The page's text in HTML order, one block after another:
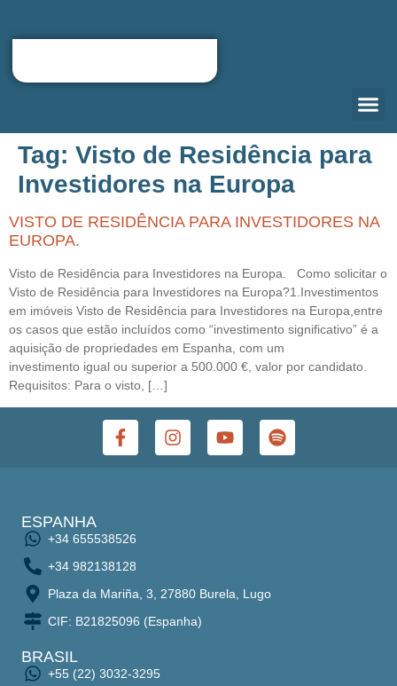
Tag: Visto de Residência para
Investidores na Europa
VISTO DE RESIDÊNCIA PARA INVESTIDORES NA
EUROPA.
Visto de Residência para Investidores na Europa. Como solicitar o
Visto de Residência para Investidores na Europa?1.Investimentos
em imóveis Visto de Residência para Investidores na Europa,entre
os casos que estão incluídos como “investimento significativo” é a
aquisição de propriedades em Espanha, com um
investimento igual ou superior a 500.000 €, valor por candidato.
Requisitos: Para o visto, […]
ESPANHA
+34 655538526
+34 982138128
Plaza da Mariña, 3, 27880 Burela, Lugo
CIF: B21825096 (Espanha)
BRASIL
+55 (22) 3032-3295